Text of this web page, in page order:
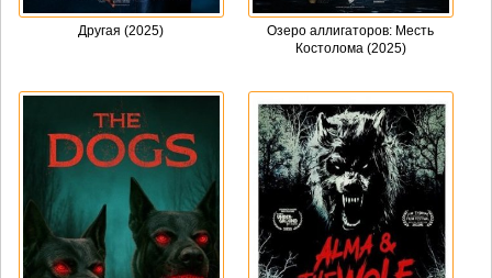
Другая (2025)
Озеро аллигаторов: Месть
Костолома (2025)